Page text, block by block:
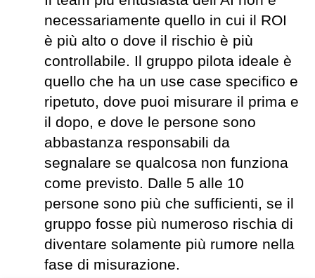
necessariamente quello in cui il ROI
è più alto o dove il rischio è più
controllabile. Il gruppo pilota ideale è
quello che ha un use case specifico e
ripetuto, dove puoi misurare il prima e
il dopo, e dove le persone sono
abbastanza responsabili da
segnalare se qualcosa non funziona
come previsto. Dalle 5 alle 10
persone sono più che sufficienti, se il
gruppo fosse più numeroso rischia di
diventare solamente più rumore nella
fase di misurazione.